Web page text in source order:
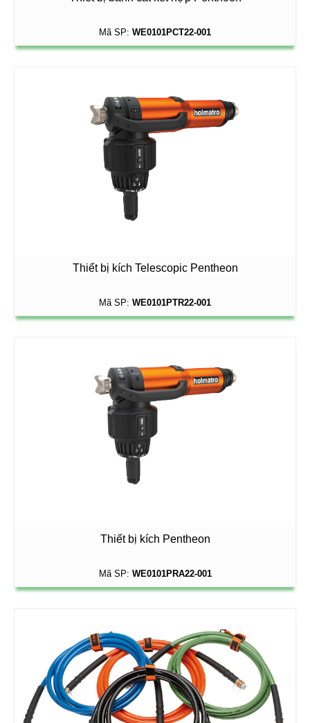
Mã SP: WE0101PCT22-001
Thiết bị kích Telescopic Pentheon
Mã SP: WE0101PTR22-001
Thiết bị kích Pentheon
Mã SP: WE0101PRA22-001